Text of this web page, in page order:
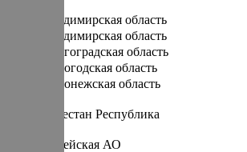
Владимирская область
Владимирская область
Волгоградская область
Вологодская область
Воронежская область
Дагестан Республика
Еврейская АО